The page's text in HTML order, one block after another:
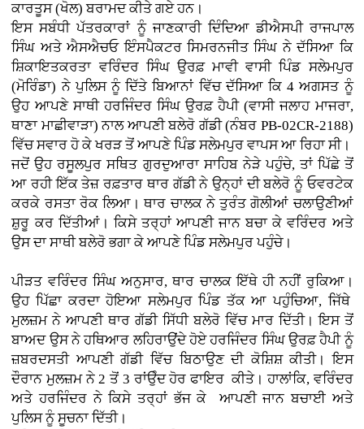
ਕਾਰਤੂਸ (ਖੋਲ) ਬਰਾਮਦ ਕੀਤੇ ਗਏ ਹਨ।
ਇਸ ਸਬੰਧੀ ਪੱਤਰਕਾਰਾਂ ਨੂੰ ਜਾਣਕਾਰੀ ਦਿੰਦਿਆ ਡੀਐਸਪੀ ਰਾਜਪਾਲ
ਸਿੰਘ ਅਤੇ ਐਸਐਚਓ ਇੰਸਪੈਕਟਰ ਸਿਮਰਨਜੀਤ ਸਿੰਘ ਨੇ ਦੱਸਿਆ ਕਿ
ਸ਼ਿਕਾਇਤਕਰਤਾ ਵਰਿੰਦਰ ਸਿੰਘ ਉਰਫ਼ ਮਾਵੀ ਵਾਸੀ ਪਿੰਡ ਸਲੇਮਪੁਰ
(ਮੋਰਿੰਡਾ) ਨੇ ਪੁਲਿਸ ਨੂੰ ਦਿੱਤੇ ਬਿਆਨਾਂ ਵਿੱਚ ਦੱਸਿਆ ਕਿ 4 ਅਗਸਤ ਨੂੰ
ਉਹ ਆਪਣੇ ਸਾਥੀ ਹਰਜਿੰਦਰ ਸਿੰਘ ਉਰਫ਼ ਹੈਪੀ (ਵਾਸੀ ਜਲਾਹ ਮਾਜਰਾ,
ਥਾਣਾ ਮਾਛੀਵਾੜਾ) ਨਾਲ ਆਪਣੀ ਬਲੇਰੋ ਗੱਡੀ (ਨੰਬਰ PB-02CR-2188)
ਵਿੱਚ ਸਵਾਰ ਹੋ ਕੇ ਖਰੜ ਤੋਂ ਆਪਣੇ ਪਿੰਡ ਸਲੇਮਪੁਰ ਵਾਪਸ ਆ ਰਿਹਾ ਸੀ।
ਜਦੋਂ ਉਹ ਰਸੂਲਪੁਰ ਸਥਿਤ ਗੁਰਦੁਆਰਾ ਸਾਹਿਬ ਨੇੜੇ ਪਹੁੰਚੇ, ਤਾਂ ਪਿੱਛੇ ਤੋਂ
ਆ ਰਹੀ ਇੱਕ ਤੇਜ਼ ਰਫ਼ਤਾਰ ਥਾਰ ਗੱਡੀ ਨੇ ਉਨ੍ਹਾਂ ਦੀ ਬਲੇਰੋ ਨੂੰ ਓਵਰਟੇਕ
ਕਰਕੇ ਰਸਤਾ ਰੋਕ ਲਿਆ। ਥਾਰ ਚਾਲਕ ਨੇ ਤੁਰੰਤ ਗੋਲੀਆਂ ਚਲਾਉਣੀਆਂ
ਸ਼ੁਰੂ ਕਰ ਦਿੱਤੀਆਂ। ਕਿਸੇ ਤਰ੍ਹਾਂ ਆਪਣੀ ਜਾਨ ਬਚਾ ਕੇ ਵਰਿੰਦਰ ਅਤੇ
ਉਸ ਦਾ ਸਾਥੀ ਬਲੇਰੋ ਭਗਾ ਕੇ ਆਪਣੇ ਪਿੰਡ ਸਲੇਮਪੁਰ ਪਹੁੰਚੇ।
ਪੀੜਤ ਵਰਿੰਦਰ ਸਿੰਘ ਅਨੁਸਾਰ, ਥਾਰ ਚਾਲਕ ਇੱਥੇ ਹੀ ਨਹੀਂ ਰੁਕਿਆ।
ਉਹ ਪਿੱਛਾ ਕਰਦਾ ਹੋਇਆ ਸਲੇਮਪੁਰ ਪਿੰਡ ਤੱਕ ਆ ਪਹੁੰਚਿਆ, ਜਿੱਥੇ
ਮੁਲਜ਼ਮ ਨੇ ਆਪਣੀ ਥਾਰ ਗੱਡੀ ਸਿੱਧੀ ਬਲੇਰੋ ਵਿੱਚ ਮਾਰ ਦਿੱਤੀ। ਇਸ ਤੋਂ
ਬਾਅਦ ਉਸ ਨੇ ਹਥਿਆਰ ਲਹਿਰਾਉਂਦੇ ਹੋਏ ਹਰਜਿੰਦਰ ਸਿੰਘ ਉਰਫ਼ ਹੈਪੀ ਨੂੰ
ਜ਼ਬਰਦਸਤੀ ਆਪਣੀ ਗੱਡੀ ਵਿੱਚ ਬਿਠਾਉਣ ਦੀ ਕੋਸ਼ਿਸ਼ ਕੀਤੀ। ਇਸ
ਦੌਰਾਨ ਮੁਲਜ਼ਮ ਨੇ 2 ਤੋਂ 3 ਰਾਂਉੰਦ ਹੋਰ ਫਾਇਰ ਕੀਤੇ। ਹਾਲਾਂਕਿ, ਵਰਿੰਦਰ
ਅਤੇ ਹਰਜਿੰਦਰ ਨੇ ਕਿਸੇ ਤਰ੍ਹਾਂ ਭੱਜ ਕੇ ਆਪਣੀ ਜਾਨ ਬਚਾਈ ਅਤੇ
ਪੁਲਿਸ ਨੂੰ ਸੂਚਨਾ ਦਿੱਤੀ।